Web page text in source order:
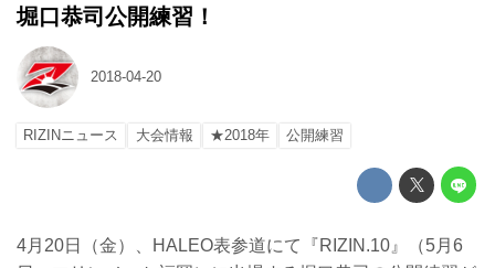
堀口恭司公開練習！
2018-04-20
RIZINニュース 大会情報 ★2018年 公開練習
4月20日（金）、HALEO表参道にて『RIZIN.10』（5月6